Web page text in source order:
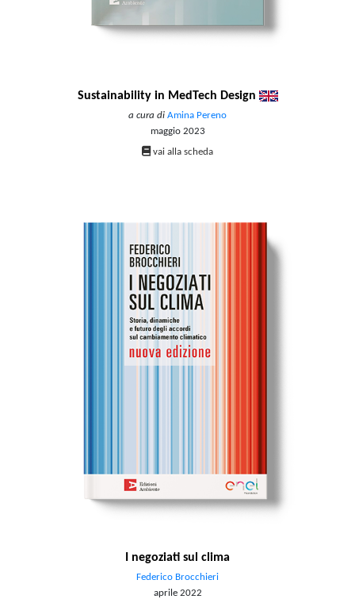
Sustainability in MedTech Design
a cura di Amina Pereno
maggio 2023
vai alla scheda
I negoziati sul clima
Federico Brocchieri
aprile 2022